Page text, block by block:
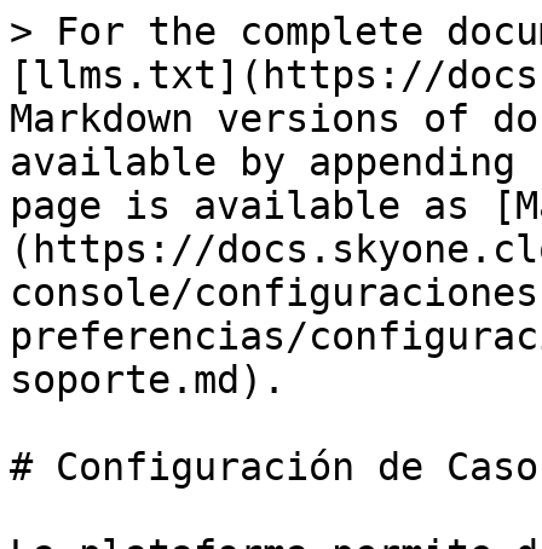
> For the complete
[llms.txt](https://
Markdown versions of
available by
page is available as
(https://
console/
preferencias/
soporte.md).
# Configuración de